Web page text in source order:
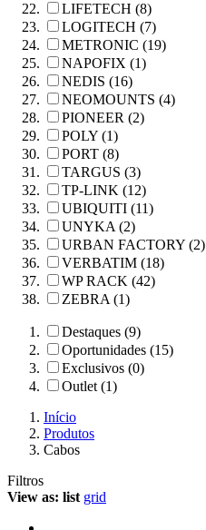
LIFETECH (8)
LOGITECH (7)
METRONIC (19)
NAPOFIX (1)
NEDIS (16)
NEOMOUNTS (4)
PIONEER (2)
POLY (1)
PORT (8)
TARGUS (3)
TP-LINK (12)
UBIQUITI (11)
UNYKA (2)
URBAN FACTORY (2)
VERBATIM (18)
WP RACK (42)
ZEBRA (1)
Destaques (9)
Oportunidades (15)
Exclusivos (0)
Outlet (1)
Início
Produtos
Cabos
Filtros
View as: list grid